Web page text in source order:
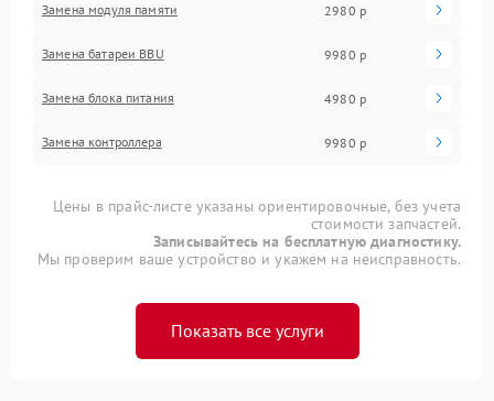
Замена модуля памяти 2980 р
Замена батареи BBU 9980 р
Замена блока питания 4980 р
Замена контроллера 9980 р
Цены в прайс-листе указаны ориентировочные, без учета
стоимости запчастей.
Записывайтесь на бесплатную диагностику.
Мы проверим ваше устройство и укажем на неисправность.
Показать все услуги